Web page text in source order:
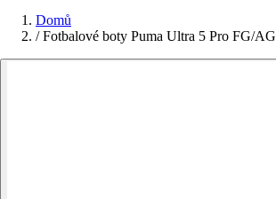
Domů
/ Fotbalové boty Puma Ultra 5 Pro FG/AG